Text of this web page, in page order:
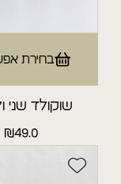
בחירת
שוקולד שני
₪49.0